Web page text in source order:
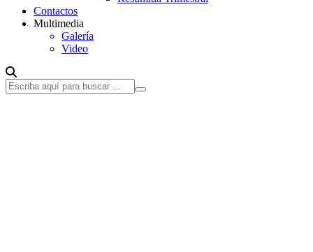
Contactos
Multimedia
Galería
Video